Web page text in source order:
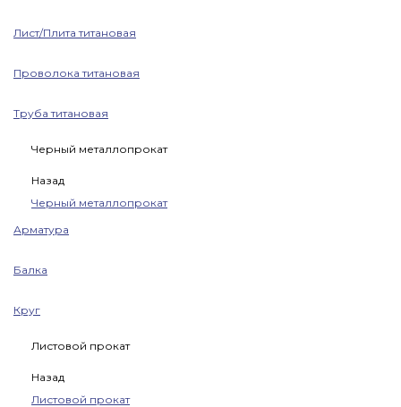
Лист/Плита титановая
Проволока титановая
Труба титановая
Черный металлопрокат
Назад
Черный металлопрокат
Арматура
Балка
Круг
Листовой прокат
Назад
Листовой прокат